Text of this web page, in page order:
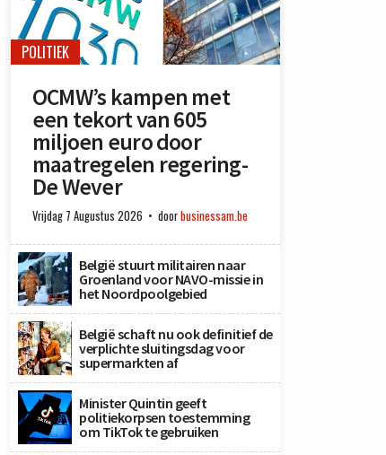
POLITIEK
OCMW’s kampen met
een tekort van 605
miljoen euro door
maatregelen regering-
De Wever
Vrijdag 7 Augustus 2026 doorbusinessam.be
België stuurt militairen naar
Groenland voor NAVO-missie in
het Noordpoolgebied
België schaft nu ook definitief de
verplichte sluitingsdag voor
supermarkten af
Minister Quintin geeft
politiekorpsen toestemming
om TikTok te gebruiken